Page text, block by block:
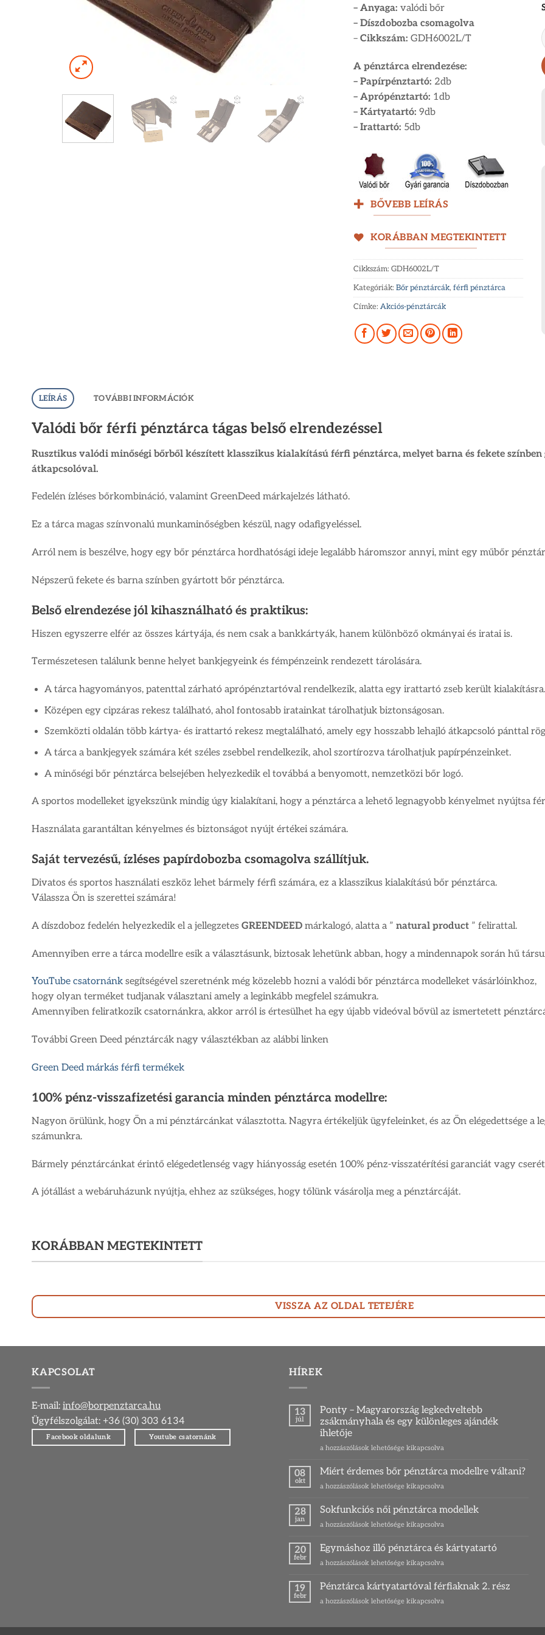
– Anyaga: valódi bőr
– Díszdobozba csomagolva
–Cikkszám: GDH6002L/T
A pénztárca elrendezése:
– Papírpénztartó: 2db
– Aprópénztartó: 1db
– Kártyatartó: 9db
– Irattartó: 5db
BŐVEBB LEÍRÁS
KORÁBBAN MEGTEKINTETT
Cikkszám:GDH6002L/T
Kategóriák:Bőr pénztárcák,férfi pénztárca
Címke:Akciós-pénztárcák
LEÍRÁS TOVÁBBI INFORMÁCIÓK
Valódi bőr férfi pénztárca tágas belső elrendezéssel
Rusztikus valódi minőségi bőrből készített klasszikus kialakítású férfi pénztárca, melyet barna és fekete
átkapcsolóval.
Fedelén ízléses bőrkombináció, valamint GreenDeed márkajelzés látható.
Ez a tárca magas színvonalú munkaminőségben készül, nagy odafigyeléssel.
Arról nem is beszélve, hogy egy bőr pénztárca hordhatósági ideje legalább háromszor annyi, mint egy műbőr
Népszerű fekete és barna színben gyártott bőr pénztárca.
Belső elrendezése jól kihasználható és praktikus:
Hiszen egyszerre elfér az összes kártyája, és nem csak a bankkártyák, hanem különböző okmányai és iratai is.
Természetesen találunk benne helyet bankjegyeink és fémpénzeink rendezett tárolására.
A tárca hagyományos, patenttal zárható aprópénztartóval rendelkezik, alatta egy irattartó zseb került kialakításra.
Középen egy cipzáras rekesz található, ahol fontosabb iratainkat tárolhatjuk biztonságosan.
Szemközti oldalán több kártya- és irattartó rekesz megtalálható, amely egy hosszabb lehajló átkapcsoló pánttal
A tárca a bankjegyek számára két széles zsebbel rendelkezik, ahol szortírozva tárolhatjuk papírpénzeinket.
A minőségi bőr pénztárca belsejében helyezkedik el továbbá a benyomott, nemzetközi bőr logó.
A sportos modelleket igyekszünk mindig úgy kialakítani, hogy a pénztárca a lehető legnagyobb kényelmet nyújtsa
Használata garantáltan kényelmes és biztonságot nyújt értékei számára.
Saját tervezésű, ízléses papírdobozba csomagolva szállítjuk.
Divatos és sportos használati eszköz lehet bármely férfi számára, ez a klasszikus kialakítású bőr pénztárca.
Válassza Ön is szerettei számára!
A díszdoboz fedelén helyezkedik el a jellegzetes GREENDEED márkalogó, alatta a ” natural product ” felirattal.
Amennyiben erre a tárca modellre esik a választásunk, biztosak lehetünk abban, hogy a mindennapok során hű
YouTube csatornánk segítségével szeretnénk még közelebb hozni a valódi bőr pénztárca modelleket vásárlóinkhoz,
hogy olyan terméket tudjanak választani amely a leginkább megfelel számukra.
Amennyiben feliratkozik csatornánkra, akkor arról is értesülhet ha egy újabb videóval bővül az ismertetett
További Green Deed pénztárcák nagy választékban az alábbi linken
Green Deed márkás férfi termékek
100% pénz-visszafizetési garancia minden pénztárca modellre:
Nagyon örülünk, hogy Ön a mi pénztárcánkat választotta. Nagyra értékeljük ügyfeleinket, és az Ön elégedettsége a
számunkra.
Bármely pénztárcánkat érintő elégedetlenség vagy hiányosság esetén 100% pénz-visszatérítési garanciát vagy
A jótállást a webáruházunk nyújtja, ehhez az szükséges, hogy tőlünk vásárolja meg a pénztárcáját.
KORÁBBAN MEGTEKINTETT
VISSZA AZ OLDAL TETEJÉRE
KAPCSOLAT
E-mail: info@borpenztarca.hu
Ügyfélszolgálat: +36 (30) 303 6134
Facebook oldalunk Youtube csatornánk
HÍREK
13
júl
Ponty – Magyarország legkedveltebb
zsákmányhala és egy különleges ajándék
ihletője
Ponty
Magyarország
zsákmányhala
egy
bejegyzéshez
a hozzászólások lehetősége kikapcsolva
08
okt
Miért érdemes bőr pénztárca modellre váltani?
Miért
bőr
modellre
bejegyzéshez
a hozzászólások lehetősége kikapcsolva
28
jan
Sokfunkciós női pénztárca modellek
Sokfunkciós
pénztárca
modellek
bejegyzéshez
a hozzászólások lehetősége kikapcsolva
20
febr
Egymáshoz illő pénztárca és kártyatartó
Egymáshoz
pénztárca
kártyatartó
a hozzászólások lehetősége kikapcsolva
19
febr
Pénztárca kártyatartóval férfiaknak 2. rész
Pénztárca
a hozzászólások lehetősége kikapcsolva